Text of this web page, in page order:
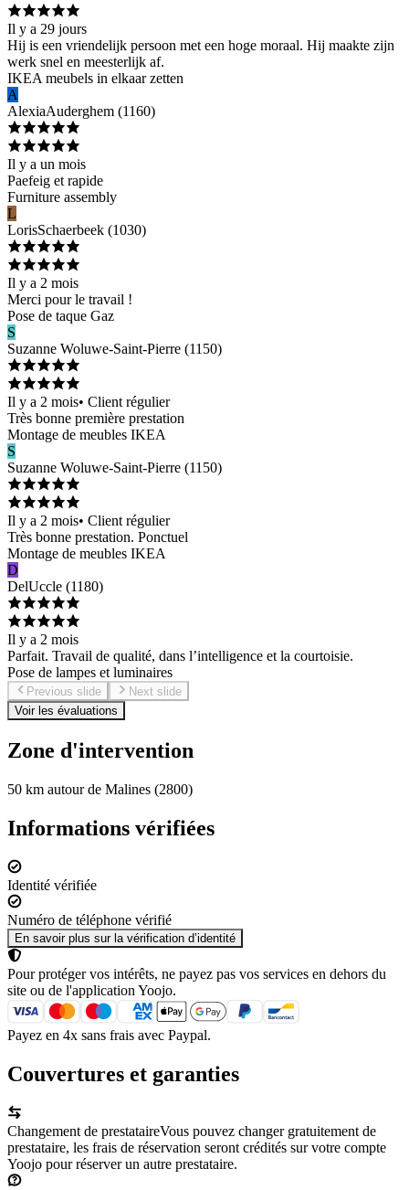
Il y a 29 jours
Hij is een vriendelijk persoon met een hoge moraal. Hij maakte zijn
werk snel en meesterlijk af.
IKEA meubels in elkaar zetten
A
AlexiaAuderghem (1160)
Il y a un mois
Paefeig et rapide
Furniture assembly
L
LorisSchaerbeek (1030)
Il y a 2 mois
Merci pour le travail !
Pose de taque Gaz
S
Suzanne Woluwe-Saint-Pierre (1150)
Il y a 2 mois• Client régulier
Très bonne première prestation
Montage de meubles IKEA
S
Suzanne Woluwe-Saint-Pierre (1150)
Il y a 2 mois• Client régulier
Très bonne prestation. Ponctuel
Montage de meubles IKEA
D
DelUccle (1180)
Il y a 2 mois
Parfait. Travail de qualité, dans l’intelligence et la courtoisie.
Pose de lampes et luminaires
Previous slide
Next slide
Voir les évaluations
Zone d'intervention
50 km autour de Malines (2800)
Informations vérifiées
Identité vérifiée
Numéro de téléphone vérifié
En savoir plus sur la vérification d’identité
Pour protéger vos intérêts, ne payez pas vos services en dehors du
site ou de l'application Yoojo.
Payez en 4x sans frais avec Paypal.
Couvertures et garanties
Changement de prestataireVous pouvez changer gratuitement de
prestataire, les frais de réservation seront crédités sur votre compte
Yoojo pour réserver un autre prestataire.